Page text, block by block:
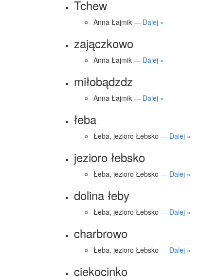
Tchew
Anna Łajmik — Dalej »
zajączkowo
Anna Łajmik — Dalej »
miłobądzdz
Anna Łajmik — Dalej »
łeba
Łeba, jezioro Łebsko — Dalej »
jezioro łebsko
Łeba, jezioro Łebsko — Dalej »
dolina łeby
Łeba, jezioro Łebsko — Dalej »
charbrowo
Łeba, jezioro Łebsko — Dalej »
ciekocinko